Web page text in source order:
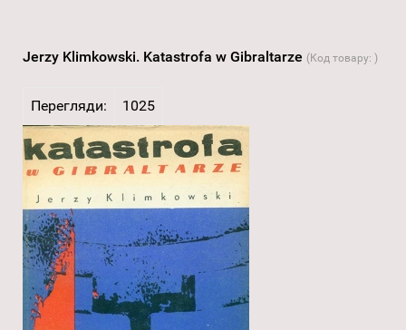
Jerzy Klimkowski. Katastrofa w Gibraltarze (Код товару: )
Перегляди: 1025